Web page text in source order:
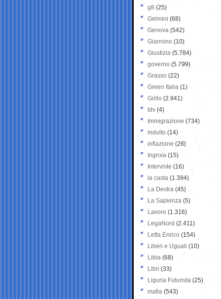
g8 (25)
Gelmini (68)
Genova (542)
Giannino (10)
Giustizia (5.784)
governo (5.799)
Grasso (22)
Green Italia (1)
Grillo (2.941)
Idv (4)
Immigrazione (734)
indulto (14)
inflazione (26)
Ingroia (15)
Interviste (16)
la casta (1.394)
La Destra (45)
La Sapienza (5)
Lavoro (1.316)
LegaNord (2.411)
Letta Enrico (154)
Liberi e Uguali (10)
Libia (68)
Libri (33)
Liguria Futurista (25)
mafia (543)